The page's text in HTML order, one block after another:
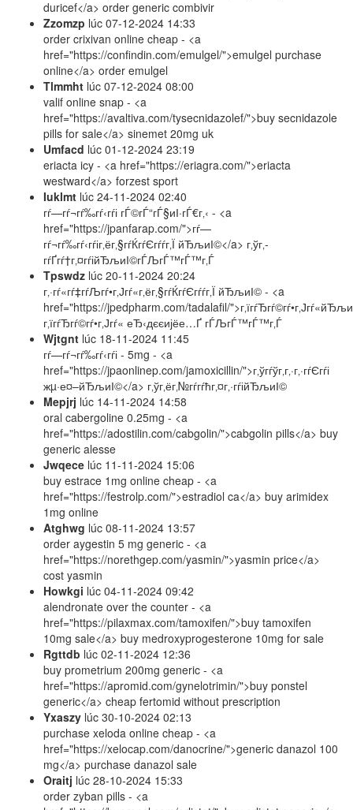
duricef</a> order generic combivir
Zzomzp lúc 07-12-2024 14:33
order crixivan online cheap - <a
href="https://confindin.com/emulgel/">emulgel purchase
online</a> order emulgel
Tlmmht lúc 07-12-2024 08:00
valif online snap - <a
href="https://avaltiva.com/tysecnidazolef/">buy secnidazole
pills for sale</a> sinemet 20mg uk
Umfacd lúc 01-12-2024 23:19
eriacta icy - <a href="https://eriagra.com/">eriacta
westward</a> forzest sport
Iuklmt lúc 24-11-2024 02:40
гѓ—гѓ¬гѓ‰гѓ‹гѓі гЃ©гЃ“гЃ§иІ·гЃ€г‚‹ - <a
href="https://jpanfarap.com/">гѓ—
гѓ¬гѓ‰гѓ‹гѓіг‚ёг‚§гѓЌгѓЄгѓѓг‚Ї йЂљиІ©</a> г‚ўг‚­
гѓҐгѓ†г‚¤гѓійЂљиІ©гЃЉгЃ™гЃ™г‚Ѓ
Tpswdz lúc 20-11-2024 20:24
г‚·гѓ«гѓ‡гѓЉгѓ•г‚Јгѓ«г‚ёг‚§гѓЌгѓЄгѓѓг‚Ї йЂљиІ© - <a
href="https://jpedpharm.com/tadalafil/
г‚їгѓЂгѓ©гѓ•г‚Јгѓ« еЂ‹дєєијёе…Ґ гЃЉгЃ™гЃ™г‚Ѓ
Wjtgnt lúc 18-11-2024 11:45
гѓ—гѓ¬гѓ‰гѓ‹гѓі - 5mg - <a
href="https://jpaonlinep.com/jamoxicillin/">г‚ўгѓўг‚­г‚·г‚·гѓЄгѓі
жµ·е¤–йЂљиІ©</a> г‚ўг‚ёг‚№гѓ­гѓћг‚¤г‚·гѓійЂљиІ©
Mepjrj lúc 14-11-2024 14:58
oral cabergoline 0.25mg - <a
href="https://adostilin.com/cabgolin/">cabgolin pills</a> buy
generic alesse
Jwqece lúc 11-11-2024 15:06
buy estrace 1mg online cheap - <a
href="https://festrolp.com/">estradiol ca</a> buy arimidex
1mg online
Atghwg lúc 08-11-2024 13:57
order aygestin 5 mg generic - <a
href="https://norethgep.com/yasmin/">yasmin price</a>
cost yasmin
Howkgi lúc 04-11-2024 09:42
alendronate over the counter - <a
href="https://pilaxmax.com/tamoxifen/">buy tamoxifen
10mg sale</a> buy medroxyprogesterone 10mg for sale
Rgttdb lúc 02-11-2024 12:36
buy prometrium 200mg generic - <a
href="https://apromid.com/gynelotrimin/">buy ponstel
generic</a> cheap fertomid without prescription
Yxaszy lúc 30-10-2024 02:13
purchase xeloda online cheap - <a
href="https://xelocap.com/danocrine/">generic danazol 100
mg</a> purchase danazol sale
Oraitj lúc 28-10-2024 15:33
order zyban pills - <a